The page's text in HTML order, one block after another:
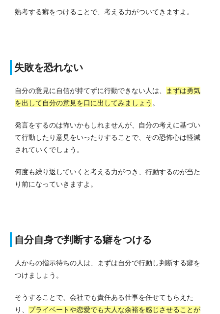
熟考する癖をつけることで、考える力がついてきますよ。
失敗を恐れない
自分の意見に自信が持てずに行動できない人は、
まずは勇気
を出して自分の意見を口に出してみましょう 。
発言をするのは怖いかもしれませんが、自分の考えに基づい
て行動したり意見をいったりすることで、その恐怖心は軽減
されていくでしょう。
何度も繰り返していくと考える力がつき、行動するのが当た
り前になっていきますよ。
自分自身で判断する癖をつける
人からの指示待ちの人は、まずは自分で行動し判断する癖を
つけましょう。
そうすることで、会社でも責任ある仕事を任せてもらえた
り、 プライベートや恋愛でも大人な余裕を感じさせることが